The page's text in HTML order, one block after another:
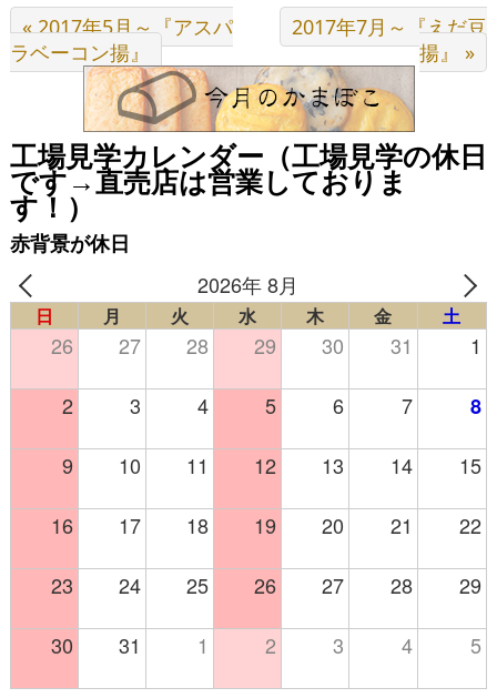
« 2017年5月～『アスパ
ラベーコン揚』
2017年7月～『えだ豆
揚』 »
工場見学カレンダー（工場見学の休日
です→直売店は営業しておりま
す！）
赤背景が休日
2026年 8月
日 月 火 水 木 金 土
26 27 28 29 30 31 1
2 3 4 5 6 7 8
9 10 11 12 13 14 15
16 17 18 19 20 21 22
23 24 25 26 27 28 29
30 31 1 2 3 4 5